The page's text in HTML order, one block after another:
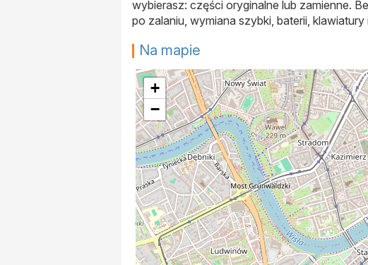
wybierasz: części oryginalne lub zamienne.
po zalaniu, wymiana szybki, baterii,
Na mapie
+
−